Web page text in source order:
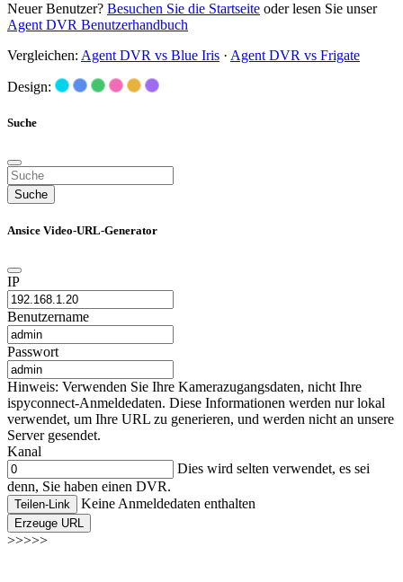
Neuer Benutzer? Besuchen Sie die Startseite oder lesen Sie unser
Agent DVR Benutzerhandbuch
Vergleichen: Agent DVR vs Blue Iris · Agent DVR vs Frigate
Design:
Suche
Suche
Ansice Video-URL-Generator
IP
Benutzername
Passwort
Hinweis: Verwenden Sie Ihre Kamerazugangsdaten, nicht Ihre
ispyconnect-Anmeldedaten. Diese Informationen werden nur lokal
verwendet, um Ihre URL zu generieren, und werden nicht an unsere
Server gesendet.
Kanal
Dies wird selten verwendet, es sei
denn, Sie haben einen DVR.
Teilen-Link Keine Anmeldedaten enthalten
Erzeuge URL
>>>>>